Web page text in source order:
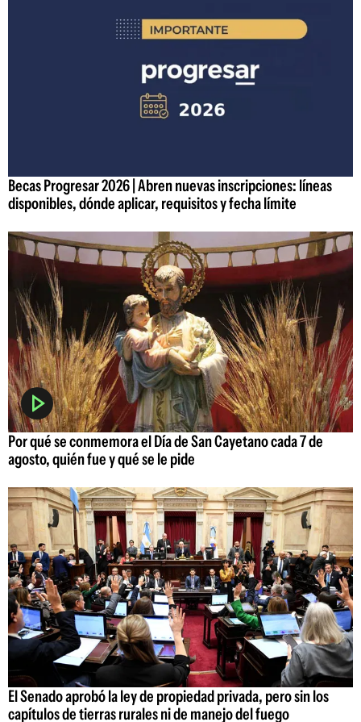
Becas Progresar 2026 | Abren nuevas inscripciones: líneas
disponibles, dónde aplicar, requisitos y fecha límite
Por qué se conmemora el Día de San Cayetano cada 7 de
agosto, quién fue y qué se le pide
El Senado aprobó la ley de propiedad privada, pero sin los
capítulos de tierras rurales ni de manejo del fuego